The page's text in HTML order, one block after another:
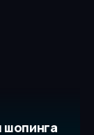
шопинга